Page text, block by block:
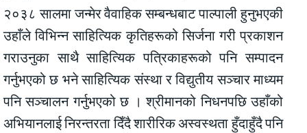
२०३८ सालमा जन्मेर वैवाहिक सम्बन्धबाट पाल्पाली हुनुभएकी
उहाँले विभिन्न साहित्यिक कृतिहरूको सिर्जना गरी प्रकाशन
गराउनुका साथै साहित्यिक पत्रिकाहरूको पनि सम्पादन
गर्नुभएको छ भने साहित्यिक संस्था र विद्युतीय सञ्चार माध्यम
पनि सञ्चालन गर्नुभएको छ । श्रीमानको निधनपछि उहाँको
अभियानलाई निरन्तरता दिँदै शारीरिक अस्वस्थता हुँदाहुँदै पनि